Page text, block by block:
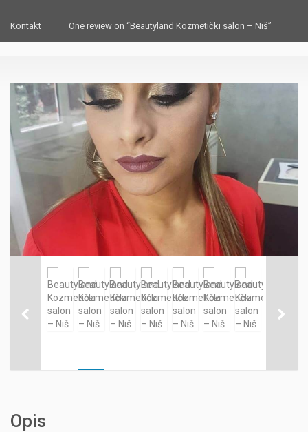
Kontakt One review on “Beautyland Kozmetički salon – Niš”
Opis